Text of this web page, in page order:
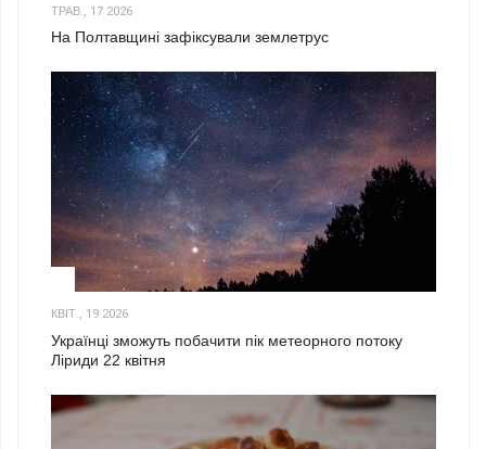
ТРАВ., 17 2026
На Полтавщині зафіксували землетрус
КВІТ., 19 2026
Українці зможуть побачити пік метеорного потоку
Ліриди 22 квітня